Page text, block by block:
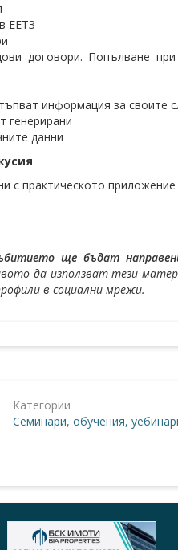
ЕЕТЗ
договори. Попълване
информация за своите
генерирани
данни
с практическото
ще бъдат
да използват тези
в социални мрежи.
Категории
Семинари, обучения,